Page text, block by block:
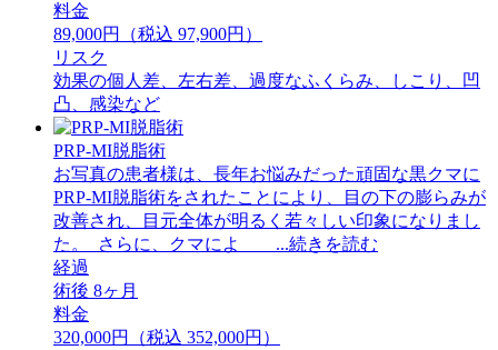
料金
89,000円（税込 97,900円）
リスク
効果の個人差、左右差、過度なふくらみ、しこり、凹
凸、感染など
PRP-MI脱脂術
お写真の患者様は、長年お悩みだった頑固な黒クマに
PRP-MI脱脂術をされたことにより、目の下の膨らみが
改善され、目元全体が明るく若々しい印象になりまし
た。 ⁡ さらに、クマによ ...続きを読む
経過
術後 8ヶ月
料金
320,000円（税込 352,000円）